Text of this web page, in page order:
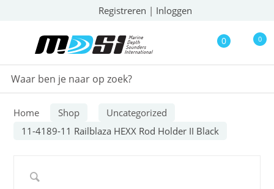
Registreren | Inloggen
0 0
Home Shop
Uncategorized
11-4189-11 Railblaza HEXX Rod Holder II Black